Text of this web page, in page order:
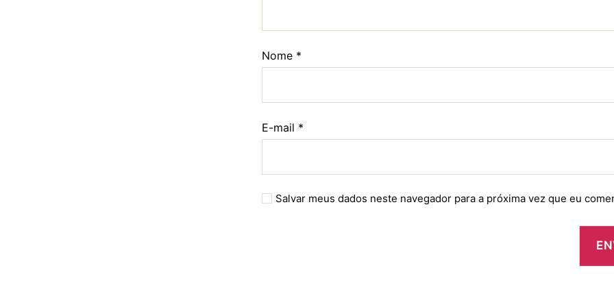
Nome *
E-mail *
Salvar meus dados neste navegador para a próxima vez que eu